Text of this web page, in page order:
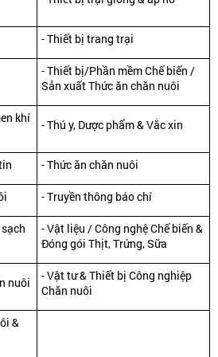
- Thiết bị trang trại
- Thiết bị/Phần mềm Chế biến /
Sản xuất Thức ăn chăn nuôi
khí
- Thú y, Dược phẩm & Vắc xin
- Thức ăn chăn nuôi
- Truyền thông báo chí
- Vật liệu / Công nghệ Chế biến &
Đóng gói Thịt, Trứng, Sữa
nuôi
- Vật tư & Thiết bị Công nghiệp
Chăn nuôi
&